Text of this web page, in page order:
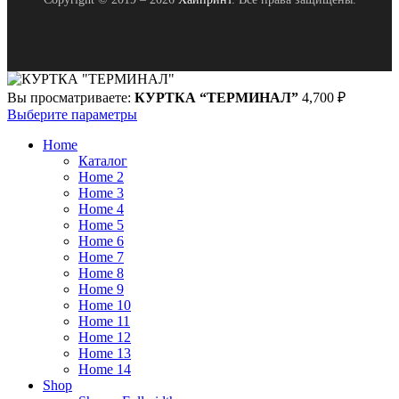
Вы просматриваете: КУРТКА “ТЕРМИНАЛ” 4,700 ₽
Выберите параметры
Home
Каталог
Home 2
Home 3
Home 4
Home 5
Home 6
Home 7
Home 8
Home 9
Home 10
Home 11
Home 12
Home 13
Home 14
Shop